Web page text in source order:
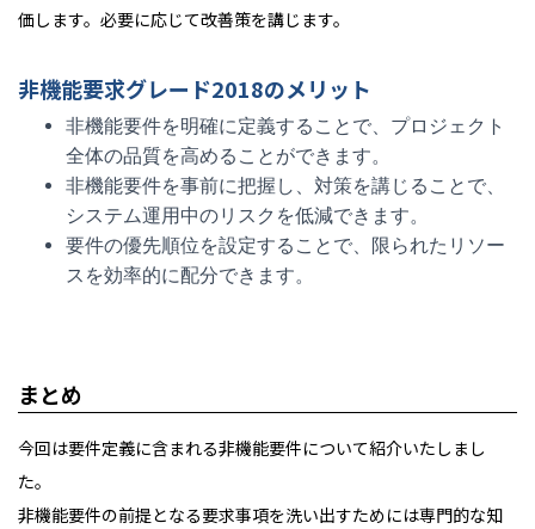
価します。必要に応じて改善策を講じます。
非機能要求グレード2018のメリット
非機能要件を明確に定義することで、プロジェクト
全体の品質を高めることができます。
非機能要件を事前に把握し、対策を講じることで、
システム運用中のリスクを低減できます。
要件の優先順位を設定することで、限られたリソー
スを効率的に配分できます。
まとめ
今回は要件定義に含まれる非機能要件について紹介いたしまし
た。
非機能要件の前提となる要求事項を洗い出すためには専門的な知